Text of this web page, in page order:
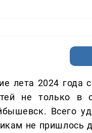
лета 2024 года
не только в
Всего
не пришлось